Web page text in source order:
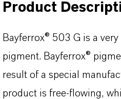
Product
Bayferrox® 503 G is a
pigment. Bayferrox®
result of a special
product is free-flowing,